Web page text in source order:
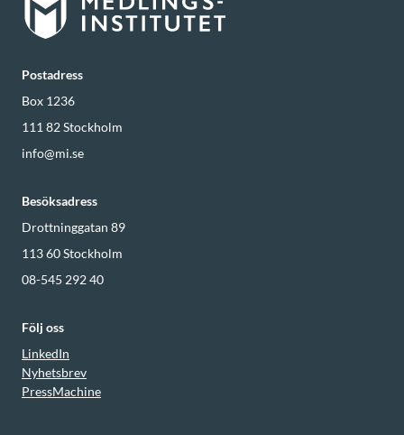
Postadress
Box 1236
111 82Stockholm
info@mi.se
Besöksadress
Drottninggatan 89
113 60Stockholm
08-545 292 40
Följ oss
LinkedIn
Nyhetsbrev
PressMachine